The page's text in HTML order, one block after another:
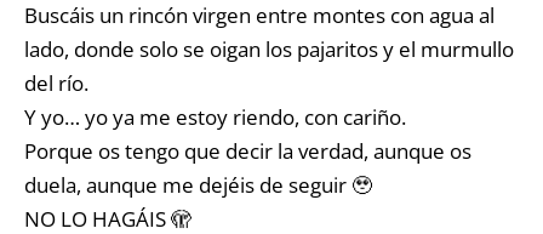
Buscáis un rincón virgen entre montes con agua al
lado, donde solo se oigan los pajaritos y el murmullo
del río.
Y yo… yo ya me estoy riendo, con cariño.
Porque os tengo que decir la verdad, aunque os
duela, aunque me dejéis de seguir 🥹
NO LO HAGÁIS 🫣